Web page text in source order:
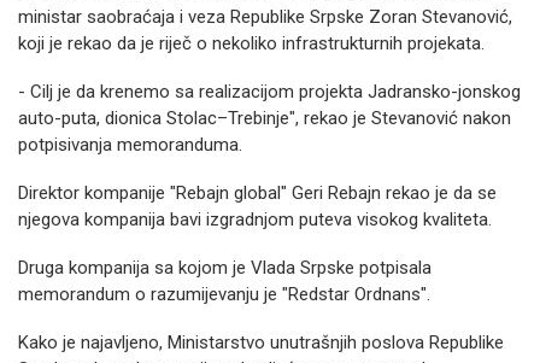
ministar saobraćaja i veza Republike Srpske Zoran Stevanović,
koji je rekao da je riječ o nekoliko infrastrukturnih projekata.
- Cilj je da krenemo sa realizacijom projekta Jadransko-jonskog
auto-puta, dionica Stolac–Trebinje", rekao je Stevanović nakon
potpisivanja memoranduma.
Direktor kompanije "Rebajn global" Geri Rebajn rekao je da se
njegova kompanija bavi izgradnjom puteva visokog kvaliteta.
Druga kompanija sa kojom je Vlada Srpske potpisala
memorandum o razumijevanju je "Redstar Ordnans".
Kako je najavljeno, Ministarstvo unutrašnjih poslova Republike